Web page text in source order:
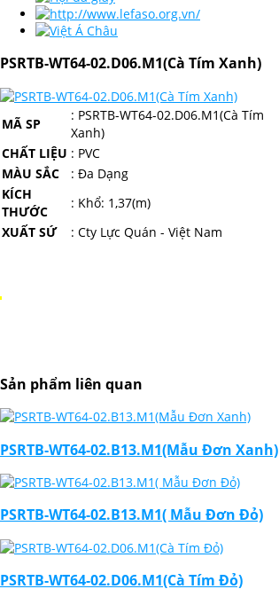
PSRTB-WT64-02.D06.M1(Cà Tím Xanh)
MÃ SP
: PSRTB-WT64-02.D06.M1(Cà Tím
Xanh)
CHẤT LIỆU : PVC
MÀU SẮC
: Đa Dạng
KÍCH
THƯỚC
: Khổ: 1,37(m)
XUẤT SỨ
: Cty Lực Quán - Việt Nam
Sản phẩm liên quan
PSRTB-WT64-02.B13.M1(Mẫu Đơn Xanh)
PSRTB-WT64-02.B13.M1( Mẫu Đơn Đỏ)
PSRTB-WT64-02.D06.M1(Cà Tím Đỏ)